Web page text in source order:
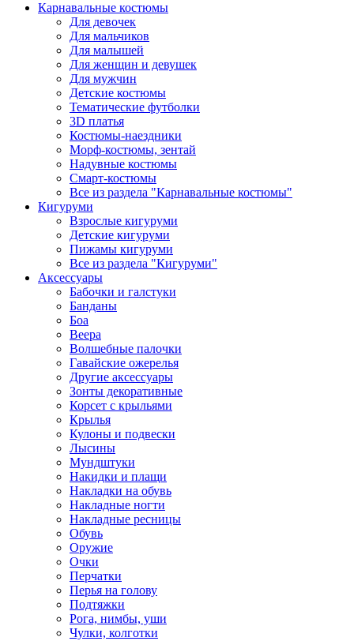
Карнавальные костюмы
Для девочек
Для мальчиков
Для малышей
Для женщин и девушек
Для мужчин
Детские костюмы
Тематические футболки
3D платья
Костюмы-наездники
Морф-костюмы, зентай
Надувные костюмы
Смарт-костюмы
Все из раздела "Карнавальные костюмы"
Кигуруми
Взрослые кигуруми
Детские кигуруми
Пижамы кигуруми
Все из раздела "Кигуруми"
Аксессуары
Бабочки и галстуки
Банданы
Боа
Веера
Волшебные палочки
Гавайские ожерелья
Другие аксессуары
Зонты декоративные
Корсет с крыльями
Крылья
Кулоны и подвески
Лысины
Мундштуки
Накидки и плащи
Накладки на обувь
Накладные ногти
Накладные ресницы
Обувь
Оружие
Очки
Перчатки
Перья на голову
Подтяжки
Рога, нимбы, уши
Чулки, колготки